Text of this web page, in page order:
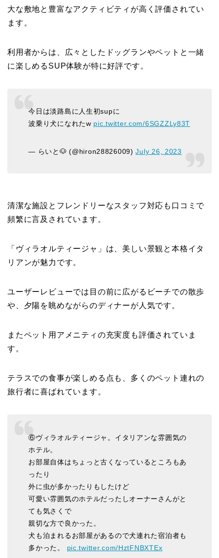
大な敷地と豊富なアクティビティが高く評価されてい
ます。
利用者からは、広々としたドッグランやペットと一緒
に楽しめるSUP体験が特に好評です。
今日は淡路島に人生初supに
波乗り犬になれたw pic.twitter.com/6SGZZLy83T
— らいと🐶 (@hiron28826009)July 26, 2023
清潔な施設とフレンドリーなスタッフ対応も口コミで
頻繁に言及されています。
「ヴィラオルティージャ」は、美しい景観と本格イタ
リアンが魅力です。
ユーザーレビューでは目の前に広がるビーチでの散歩
や、夕陽を眺めながらのディナーが人気です。
またペット用アメニティの充実度も評価されていま
す。
テラスでの食事が楽しめる点も、多くのペット連れの
旅行者に喜ばれています。
⑥ヴィラオルティージャ。イタリアンな雰囲気の
ホテル。
お部屋自体はちょっと古くなっているところもあ
ったり
外に虫が多かったりもしたけど
可愛い雰囲気のホテルだったしオーナーさんがと
ても気さくで
親切な方で良かった。
犬も泊まれるお部屋があるので犬連れた宿泊者も
多かった。 pic.twitter.com/HztFNBXTEx